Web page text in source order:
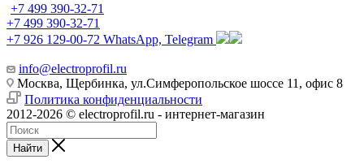
+7 499 390-32-71
+7 499 390-32-71
+7 926 129-00-72 WhatsApp, Telegram
info@electroprofil.ru
Москва, Щербинка, ул.Симферопольское шоссе 11, офис 8
Политика конфиденциальности
2012-2026 © electroprofil.ru - интернет-магазин
Найти